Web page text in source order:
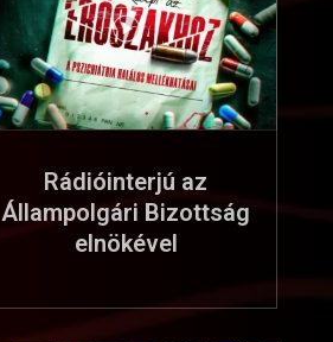
Rádióinterjú az
Állampolgári Bizottság
elnökével